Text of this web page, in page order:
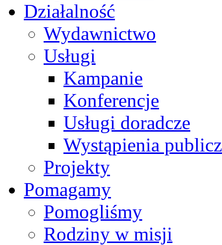
Działalność
Wydawnictwo
Usługi
Kampanie
Konferencje
Usługi doradcze
Wystąpienia
Projekty
Pomagamy
Pomogliśmy
Rodziny w misji